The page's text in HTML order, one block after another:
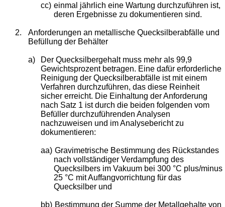
cc) einmal jährlich eine Wartung durchzuführen ist,
deren Ergebnisse zu dokumentieren sind.
2.
Anforderungen an metallische Quecksilberabfälle und
Befüllung der Behälter
a)
Der Quecksilbergehalt muss mehr als 99,9
Gewichtsprozent betragen. Eine dafür erforderliche
Reinigung der Quecksilberabfälle ist mit einem
Verfahren durchzuführen, das diese Reinheit
sicher erreicht. Die Einhaltung der Anforderung
nach Satz 1 ist durch die beiden folgenden vom
Befüller durchzuführenden Analysen
nachzuweisen und im Analysebericht zu
dokumentieren:
aa) Gravimetrische Bestimmung des Rückstandes
nach vollständiger Verdampfung des
Quecksilbers im Vakuum bei 300 °C plus/minus
25 °C mit Auffangvorrichtung für das
Quecksilber und
bb) Bestimmung der Summe der Metallgehalte von